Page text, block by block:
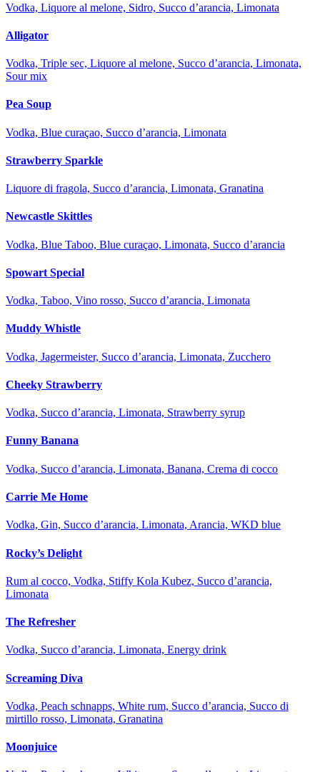
Vodka, Liquore al melone, Sidro, Succo d’arancia, Limonata
Alligator
Vodka, Triple sec, Liquore al melone, Succo d’arancia, Limonata,
Sour mix
Pea Soup
Vodka, Blue curaçao, Succo d’arancia, Limonata
Strawberry Sparkle
Liquore di fragola, Succo d’arancia, Limonata, Granatina
Newcastle Skittles
Vodka, Blue Taboo, Blue curaçao, Limonata, Succo d’arancia
Spowart Special
Vodka, Taboo, Vino rosso, Succo d’arancia, Limonata
Muddy Whistle
Vodka, Jagermeister, Succo d’arancia, Limonata, Zucchero
Cheeky Strawberry
Vodka, Succo d’arancia, Limonata, Strawberry syrup
Funny Banana
Vodka, Succo d’arancia, Limonata, Banana, Crema di cocco
Carrie Me Home
Vodka, Gin, Succo d’arancia, Limonata, Arancia, WKD blue
Rocky’s Delight
Rum al cocco, Vodka, Stiffy Kola Kubez, Succo d’arancia,
Limonata
The Refresher
Vodka, Succo d’arancia, Limonata, Energy drink
Screaming Diva
Vodka, Peach schnapps, White rum, Succo d’arancia, Succo di
mirtillo rosso, Limonata, Granatina
Moonjuice